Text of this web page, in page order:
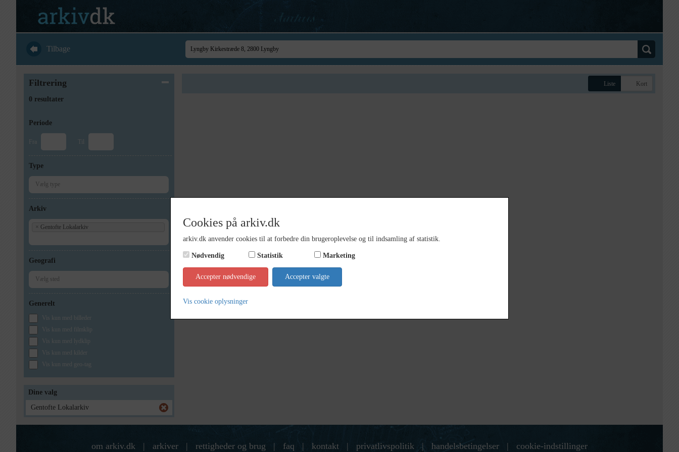
Tilbage
Filtrering
0 resultater
Periode
Fra Til
Type
Arkiv
× Gentofte Lokalarkiv
Geografi
Generelt
Vis kun med billeder
Vis kun med filmklip
Vis kun med lydklip
Vis kun med kilder
Vis kun med geo-tag
Dine valg
Gentofte Lokalarkiv
Liste Kort
om arkiv.dk | arkiver | rettigheder og brug | faq | kontakt | privatlivspolitik | handelsbetingelser | cookie-indstillinger
Cookies på arkiv.dk
arkiv.dk anvender cookies til at forbedre din brugeroplevelse og til indsamling af statistik.
Nødvendig Statistik Marketing
Accepter nødvendige Accepter valgte
Vis cookie oplysninger